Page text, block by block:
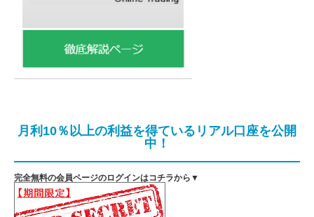
月利10％以上の利益を得ているリアル口座を公開
中！
完全無料の会員ページのログインはコチラから▼